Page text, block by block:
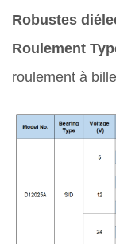
Robustes
Roulement
roulement à